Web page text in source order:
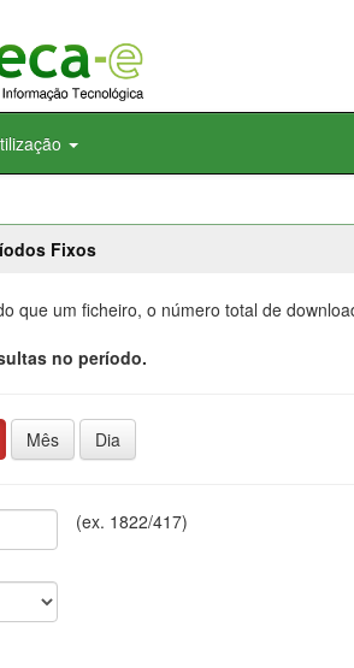
Fixos
que um ficheiro, o número total de
no período.
Mês Dia
(ex. 1822/417)